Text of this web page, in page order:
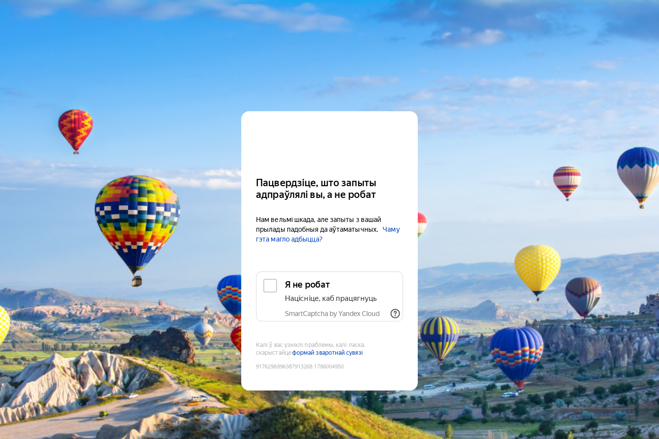
Пацвердзіце, што запыты
адпраўлялі вы, а не робат
Нам вельмі шкада, але запыты з вашай
прылады падобныя да аўтаматычных.
Чаму
гэта магло адбыцца?
Я не робат
Націсніце, каб працягнуць
SmartCaptcha by Yandex Cloud
Калі ў вас узніклі праблемы, калі ласка,
скарыстайцеформай зваротнай сувязі
9176298896387913268:1786004950